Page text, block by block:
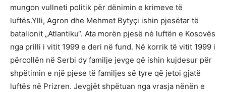
mungon vullneti politik për dënimin e krimeve të
luftës.Ylli, Agron dhe Mehmet Bytyçi ishin pjesëtar të
batalionit „Atlantiku“. Ata morën pjesë nė luftën e Kosovës
nga prilli i vitit 1999 e deri në fund. Në korrik të vitit 1999 i
përcollën në Serbi dy familje jevge që ishin kujdesur për
shpëtimin e një pjese të familjes së tyre që jetoi gjatë
luftës në Prizren. Jevgjët shpëtuan nga vrasja nënën e